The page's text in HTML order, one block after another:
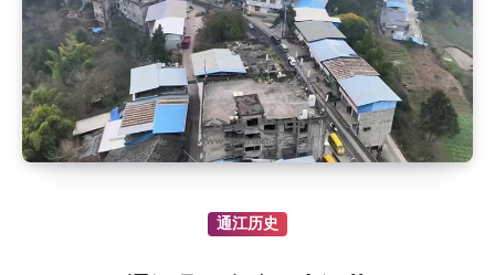
通江历史